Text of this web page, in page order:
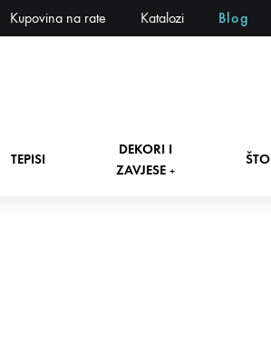
Kupovina na rate Katalozi Blog
TEPISI
DEKORI I
ZAVJESE +